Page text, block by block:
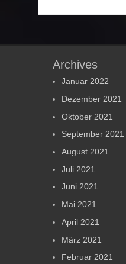
Archives
Januar 2022
Dezember 2021
Oktober 2021
September 2021
August 2021
Juli 2021
Juni 2021
Mai 2021
April 2021
März 2021
Februar 2021